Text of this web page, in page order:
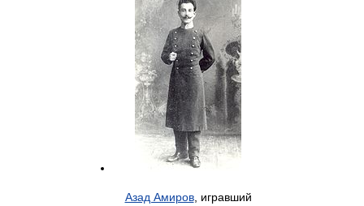
Азад Амиров, игравший